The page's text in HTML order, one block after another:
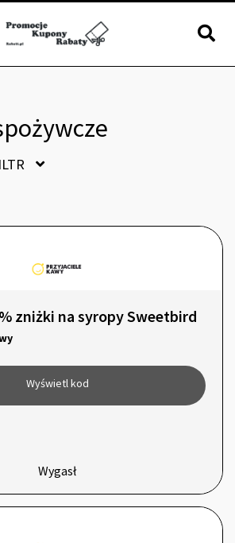
zniżki na syropy Sweetbird
Wyświetl kod
Wygasł